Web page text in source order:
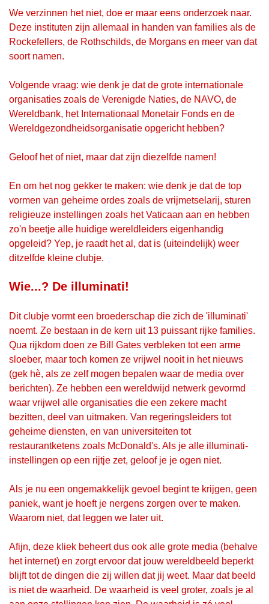
We verzinnen het niet, doe er maar eens onderzoek naar.
Deze instituten zijn allemaal in handen van families als de
Rockefellers, de Rothschilds, de Morgans en meer van dat
soort namen.
Volgende vraag: wie denk je dat de grote internationale
organisaties zoals de Verenigde Naties, de NAVO, de
Wereldbank, het Internationaal Monetair Fonds en de
Wereldgezondheidsorganisatie opgericht hebben?
Geloof het of niet, maar dat zijn diezelfde namen!
En om het nog gekker te maken: wie denk je dat de top
vormen van geheime ordes zoals de vrijmetselarij, sturen
religieuze instellingen zoals het Vaticaan aan en hebben
zo'n beetje alle huidige wereldleiders eigenhandig
opgeleid? Yep, je raadt het al, dat is (uiteindelijk) weer
ditzelfde kleine clubje.
Wie...? De illuminati!
Dit clubje vormt een broederschap die zich de 'illuminati'
noemt. Ze bestaan in de kern uit 13 puissant rijke families.
Qua rijkdom doen ze Bill Gates verbleken tot een arme
sloeber, maar toch komen ze vrijwel nooit in het nieuws
(gek hè, als ze zelf mogen bepalen waar de media over
berichten). Ze hebben een wereldwijd netwerk gevormd
waar vrijwel alle organisaties die een zekere macht
bezitten, deel van uitmaken. Van regeringsleiders tot
geheime diensten, en van universiteiten tot
restaurantketens zoals McDonald's. Als je alle illuminati-
instellingen op een rijtje zet, geloof je je ogen niet.
Als je nu een ongemakkelijk gevoel begint te krijgen, geen
paniek, want je hoeft je nergens zorgen over te maken.
Waarom niet, dat leggen we later uit.
Afijn, deze kliek beheert dus ook alle grote media (behalve
het internet) en zorgt ervoor dat jouw wereldbeeld beperkt
blijft tot de dingen die zij willen dat jij weet. Maar dat beeld
is niet de waarheid. De waarheid is veel groter, zoals je al